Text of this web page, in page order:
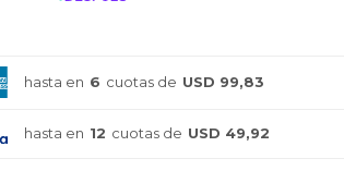
hasta en 6 cuotas de USD 99,83
hasta en 12 cuotas de USD 49,92